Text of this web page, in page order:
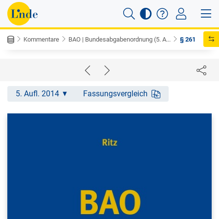
Kommentare BAO | Bundesabgabenordnung (5. A... § 261
5. Aufl. 2014 Fassungsvergleich